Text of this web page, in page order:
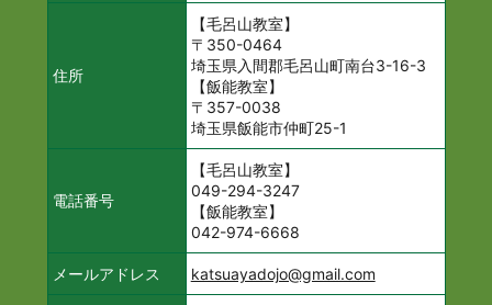
住所
【毛呂山教室】
〒350-0464
埼玉県入間郡毛呂山町南台3-16-3
【飯能教室】
〒357-0038
埼玉県飯能市仲町25-1
電話番号
【毛呂山教室】
049-294-3247
【飯能教室】
042-974-6668
メールアドレス katsuayadojo@gmail.com